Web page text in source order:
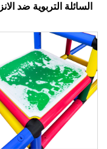
السائلة التربوية ضد
الحسية للأطفال
اضطرابات التوحد